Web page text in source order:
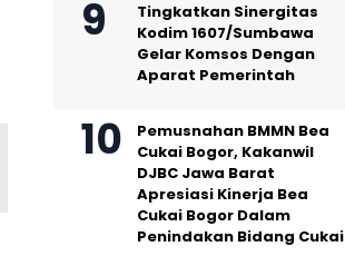
Tingkatkan Sinergitas
Kodim 1607/Sumbawa
Gelar Komsos Dengan
Aparat Pemerintah
Pemusnahan BMMN Bea
Cukai Bogor, Kakanwil
DJBC Jawa Barat
Apresiasi Kinerja Bea
Cukai Bogor Dalam
Penindakan Bidang Cukai